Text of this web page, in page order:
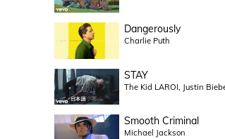
Dangerously
Charlie Puth
STAY
The Kid LAROI, Justin
Smooth Criminal
Michael Jackson